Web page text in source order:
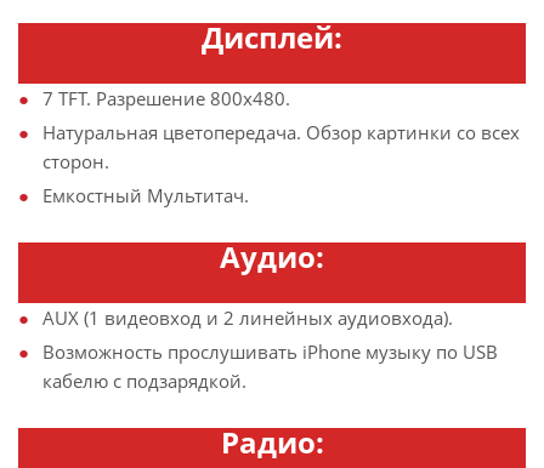
Дисплей:
7 TFT. Разрешение 800х480.
Натуральная цветопередача. Обзор картинки со всех
сторон.
Емкостный Мультитач.
Аудио:
AUX (1 видеовход и 2 линейных аудиовхода).
Возможность прослушивать iPhone музыку по USB
кабелю с подзарядкой.
Радио: